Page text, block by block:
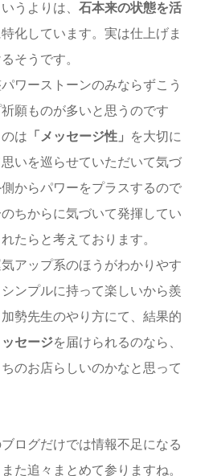
うよりは、 石本来の状態を活
化しています。実は仕上げま
そうです。
ワーストーンのみならずこう
願ものが多いと思うのです
は 「メッセージ性」
を大切に
いを巡らせていただいて気づ
からパワーをプラスするので
ちからに気づいて発揮してい
たらと考えております。
アップ系のほうがわかりやす
ンプルに持って楽しいから羨
勢先生のやり方にて、結果的
セージを届けられるのなら、
のお店らしいのかなと思って
ログだけでは情報不足になる
た追々まとめて参りますね。